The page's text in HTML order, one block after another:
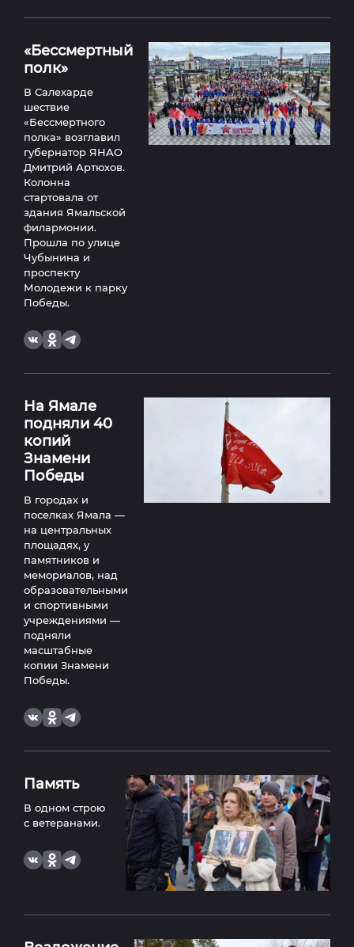
«Бессмертный
полк»
В Салехарде
шествие
«Бессмертного
полка» возглавил
губернатор ЯНАО
Дмитрий Артюхов.
Колонна
стартовала от
здания Ямальской
филармонии.
Прошла по улице
Чубынина и
проспекту
Молодежи к парку
Победы.
На Ямале
подняли 40
копий
Знамени
Победы
В городах и
поселках Ямала —
на центральных
площадях, у
памятников и
мемориалов, над
образовательными
и спортивными
учреждениями —
подняли
масштабные
копии Знамени
Победы.
Память
В одном строю
с ветеранами.